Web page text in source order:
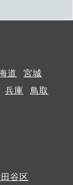
道
宮城
兵庫
鳥取
谷区